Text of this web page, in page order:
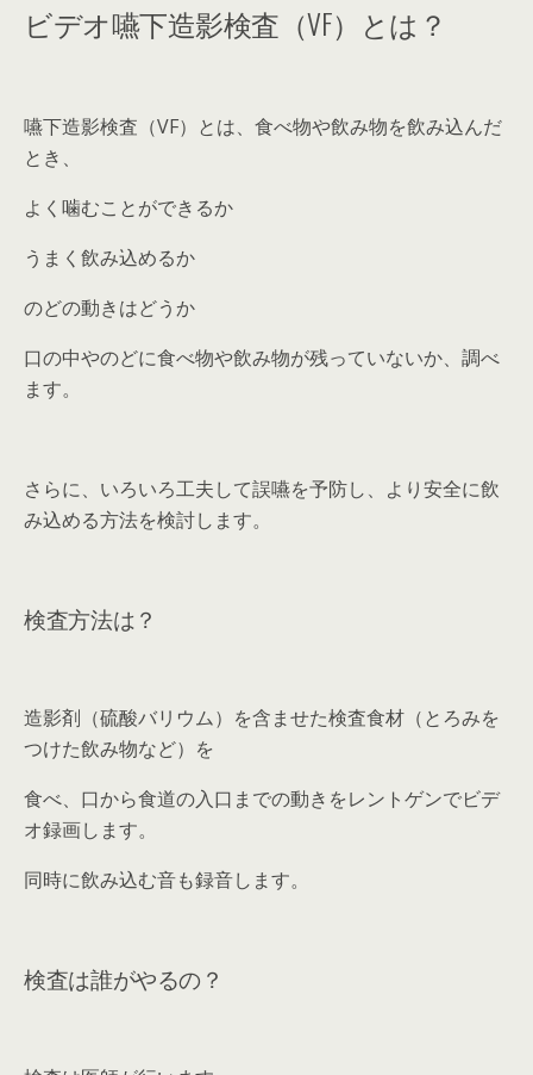
ビデオ嚥下造影検査（VF）とは？
嚥下造影検査（VF）とは、食べ物や飲み物を飲み込んだ
とき、
よく噛むことができるか
うまく飲み込めるか
のどの動きはどうか
口の中やのどに食べ物や飲み物が残っていないか、調べ
ます。
さらに、いろいろ工夫して誤嚥を予防し、より安全に飲
み込める方法を検討します。
検査方法は？
造影剤（硫酸バリウム）を含ませた検査食材（とろみを
つけた飲み物など）を
食べ、口から食道の入口までの動きをレントゲンでビデ
オ録画します。
同時に飲み込む音も録音します。
検査は誰がやるの？